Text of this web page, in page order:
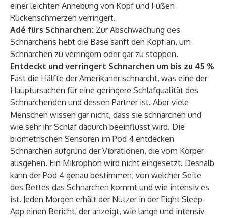
einer leichten Anhebung von Kopf und Füßen
Rückenschmerzen verringert.
Adé fürs Schnarchen: Zur Abschwächung des
Schnarchens hebt die Base sanft den Kopf an, um
Schnarchen zu verringern oder gar zu stoppen.
Entdeckt und verringert Schnarchen um bis zu 45 %
Fast die Hälfte der Amerikaner schnarcht, was eine der
Hauptursachen für eine geringere Schlafqualität des
Schnarchenden und dessen Partner ist. Aber viele
Menschen wissen gar nicht, dass sie schnarchen und
wie sehr ihr Schlaf dadurch beeinflusst wird. Die
biometrischen Sensoren im Pod 4 entdecken
Schnarchen aufgrund der Vibrationen, die vom Körper
ausgehen. Ein Mikrophon wird nicht eingesetzt. Deshalb
kann der Pod 4 genau bestimmen, von welcher Seite
des Bettes das Schnarchen kommt und wie intensiv es
ist. Jeden Morgen erhält der Nutzer in der Eight Sleep-
App einen Bericht, der anzeigt, wie lange und intensiv